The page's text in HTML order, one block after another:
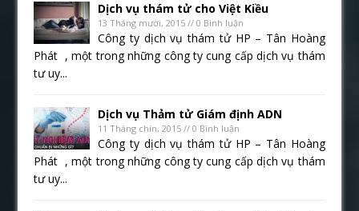
Dịch vụ thám tử cho Việt Kiều
13 Tháng mười, 2015 // 0 Bình luận
Công ty dịch vụ thám tử HP – Tân Hoàng
Phát , một trong những công ty cung cấp dịch vụ thám
tư uy...
Dịch vụ Thảm tử Giám định ADN
11 Tháng chín, 2015 // 0 Bình luận
Công ty dịch vụ thám tử HP – Tân Hoàng
Phát , một trong những công ty cung cấp dịch vụ thám
tư uy...